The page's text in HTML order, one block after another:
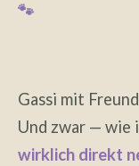
🐾
Gassi mit
Und zwar — wie
wirklich direkt